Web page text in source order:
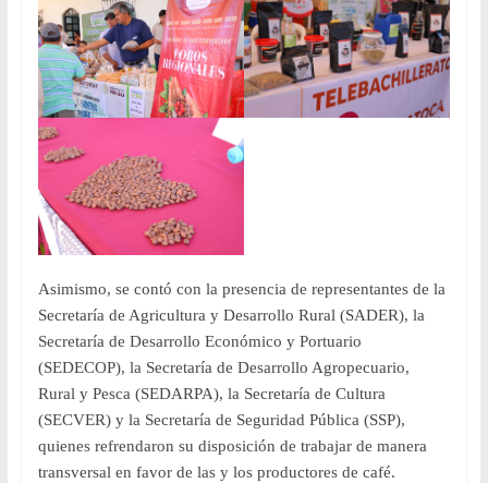
Asimismo, se contó con la presencia de representantes de la
Secretaría de Agricultura y Desarrollo Rural (SADER), la
Secretaría de Desarrollo Económico y Portuario
(SEDECOP), la Secretaría de Desarrollo Agropecuario,
Rural y Pesca (SEDARPA), la Secretaría de Cultura
(SECVER) y la Secretaría de Seguridad Pública (SSP),
quienes refrendaron su disposición de trabajar de manera
transversal en favor de las y los productores de café.